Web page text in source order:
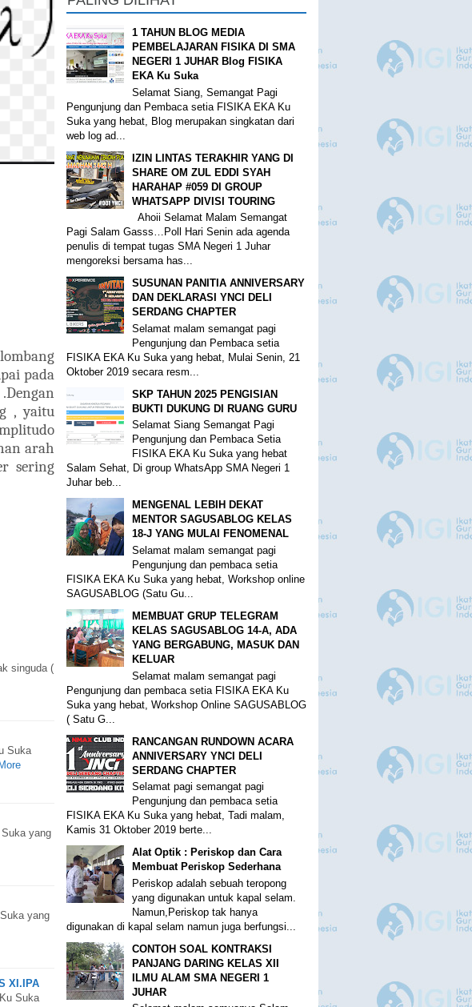
pada
, yaitu
arah
sering
singuda (
Suka
yang
yang
XI.IPA
Suka
1 TAHUN BLOG MEDIA
PEMBELAJARAN FISIKA DI SMA
NEGERI 1 JUHAR Blog FISIKA
EKA Ku Suka
Selamat Siang, Semangat Pagi
Pengunjung dan Pembaca setia FISIKA EKA Ku
Suka yang hebat, Blog merupakan singkatan dari
web log ad...
IZIN LINTAS TERAKHIR YANG DI
SHARE OM ZUL EDDI SYAH
HARAHAP #059 DI GROUP
WHATSAPP DIVISI TOURING
Ahoii Selamat Malam Semangat
Pagi Salam Gasss…Poll Hari Senin ada agenda
penulis di tempat tugas SMA Negeri 1 Juhar
mengoreksi bersama has...
SUSUNAN PANITIA ANNIVERSARY
DAN DEKLARASI YNCI DELI
SERDANG CHAPTER
Selamat malam semangat pagi
Pengunjung dan Pembaca setia
FISIKA EKA Ku Suka yang hebat, Mulai Senin, 21
Oktober 2019 secara resm...
SKP TAHUN 2025 PENGISIAN
BUKTI DUKUNG DI RUANG GURU
Selamat Siang Semangat Pagi
Pengunjung dan Pembaca Setia
FISIKA EKA Ku Suka yang hebat
Salam Sehat, Di group WhatsApp SMA Negeri 1
Juhar beb...
MENGENAL LEBIH DEKAT
MENTOR SAGUSABLOG KELAS
18-J YANG MULAI FENOMENAL
Selamat malam semangat pagi
Pengunjung dan pembaca setia
FISIKA EKA Ku Suka yang hebat, Workshop online
SAGUSABLOG (Satu Gu...
MEMBUAT GRUP TELEGRAM
KELAS SAGUSABLOG 14-A, ADA
YANG BERGABUNG, MASUK DAN
KELUAR
Selamat malam semangat pagi
Pengunjung dan pembaca setia FISIKA EKA Ku
Suka yang hebat, Workshop Online SAGUSABLOG
( Satu G...
RANCANGAN RUNDOWN ACARA
ANNIVERSARY YNCI DELI
SERDANG CHAPTER
Selamat pagi semangat pagi
Pengunjung dan pembaca setia
FISIKA EKA Ku Suka yang hebat, Tadi malam,
Kamis 31 Oktober 2019 berte...
Alat Optik : Periskop dan Cara
Membuat Periskop Sederhana
Periskop adalah sebuah teropong
yang digunakan untuk kapal selam.
Namun,Periskop tak hanya
digunakan di kapal selam namun juga berfungsi...
CONTOH SOAL KONTRAKSI
PANJANG DARING KELAS XII
ILMU ALAM SMA NEGERI 1
JUHAR